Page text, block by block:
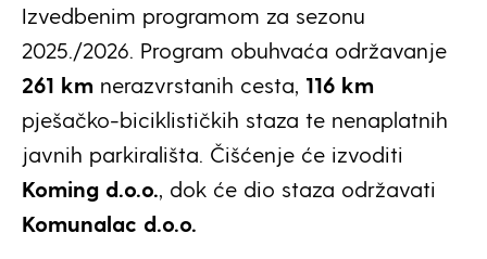
Izvedbenim programom za sezonu
2025./2026. Program obuhvaća održavanje
261 km nerazvrstanih cesta, 116 km
pješačko-biciklističkih staza te nenaplatnih
javnih parkirališta. Čišćenje će izvoditi
Koming d.o.o. , dok će dio staza održavati
Komunalac d.o.o.